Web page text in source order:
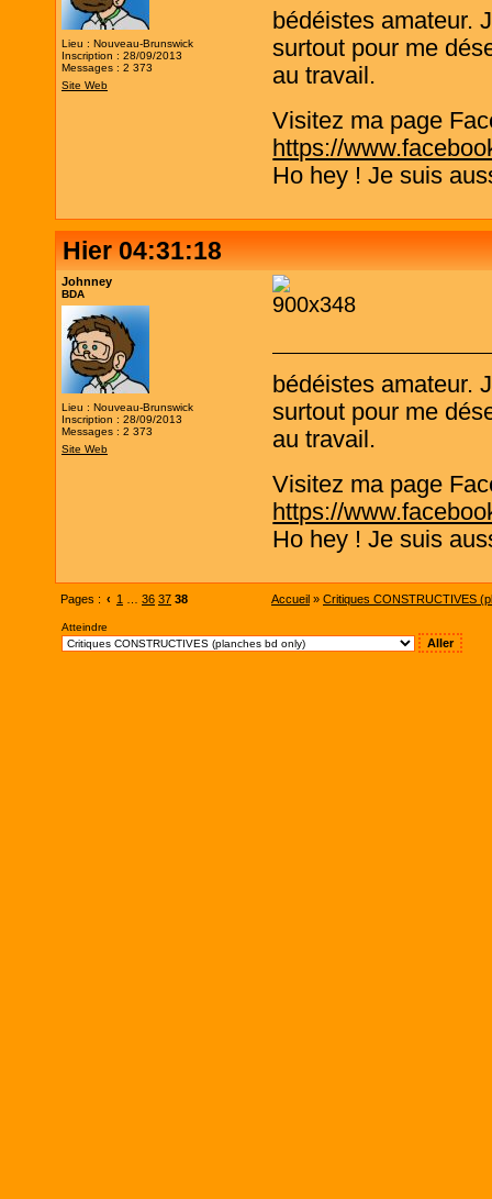
Lieu : Nouveau-Brunswick
Inscription : 28/09/2013
Messages : 2 373
Site Web
bédéistes amateur.
surtout pour me
au travail.
Visitez ma page
https://
Ho hey ! Je suis
Hier 04:31:18
Johnney
BDA
Lieu : Nouveau-Brunswick
Inscription : 28/09/2013
Messages : 2 373
Site Web
bédéistes amateur.
surtout pour me
au travail.
Visitez ma page
https://
Ho hey ! Je suis
Pages : ‹ 1 36 37 38 Accueil » Critiques CONSTRUCTIVES
Atteindre